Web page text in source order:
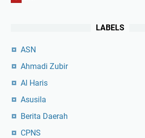
LABELS
ASN
Ahmadi Zubir
Al Haris
Asusila
Berita Daerah
CPNS